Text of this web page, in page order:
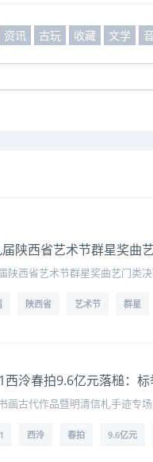
资讯 古玩 收藏 文学
陕西省艺术节群星奖曲
陕西省艺术节群星奖曲艺门类
陕西省 艺术节 群星
西泠春拍9.6亿元落槌：标
画古代作品暨明清信札手迹专
西泠 春拍 9.6亿元